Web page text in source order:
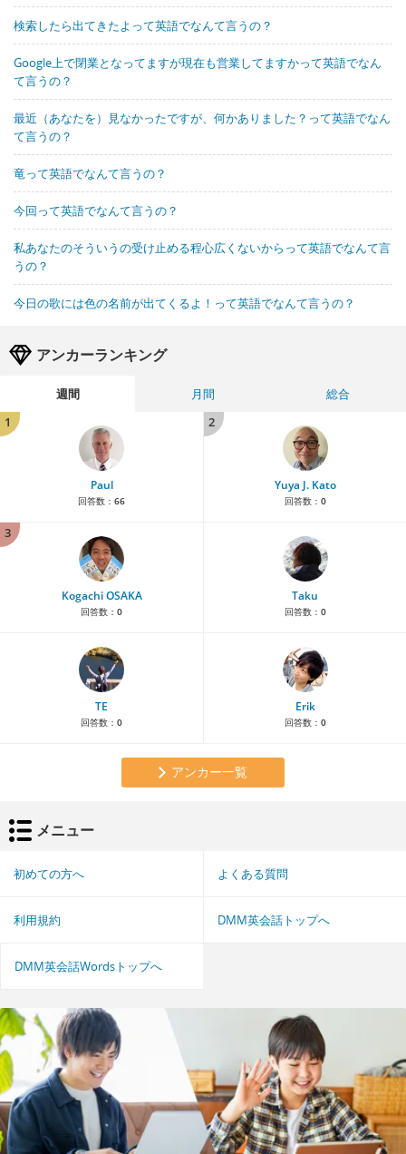
検索したら出てきたよって英語でなんて言うの？
Google上で閉業となってますが現在も営業してますかって英語でなん
て言うの？
最近（あなたを）見なかったですが、何かありました？って英語でなん
て言うの？
竜って英語でなんて言うの？
今回って英語でなんて言うの？
私あなたのそういうの受け止める程心広くないからって英語でなんて言
うの？
今日の歌には色の名前が出てくるよ！って英語でなんて言うの？
アンカーランキング
週間 月間
総合
1
Paul
回答数： 66
2
Yuya J. Kato
回答数： 0
3
Kogachi OSAKA
回答数： 0
Taku
回答数： 0
TE
回答数： 0
Erik
回答数： 0
アンカー一覧
メニュー
初めての方へ よくある質問
利用規約 DMM英会話トップへ
DMM英会話Wordsトップへ